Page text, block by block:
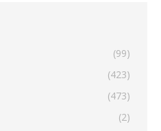
(99)
(423)
(473)
(2)